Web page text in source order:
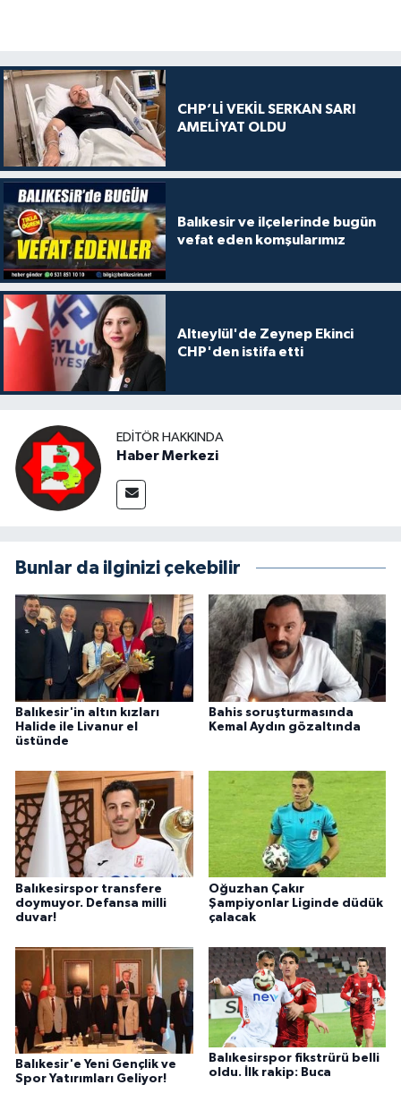
CHP’Lİ VEKİL SERKAN SARI
AMELİYAT OLDU
Balıkesir ve ilçelerinde bugün
vefat eden komşularımız
Altıeylül'de Zeynep Ekinci
CHP'den istifa etti
EDITÖR HAKKINDA
Haber Merkezi
Bunlar da ilginizi çekebilir
Balıkesir'in altın kızları
Halide ile Livanur el
üstünde
Bahis soruşturmasında
Kemal Aydın gözaltında
Balıkesirspor transfere
doymuyor. Defansa milli
duvar!
Oğuzhan Çakır
Şampiyonlar Liginde düdük
çalacak
Balıkesir'e Yeni Gençlik ve
Spor Yatırımları Geliyor!
Balıkesirspor fikstrürü belli
oldu. İlk rakip: Buca